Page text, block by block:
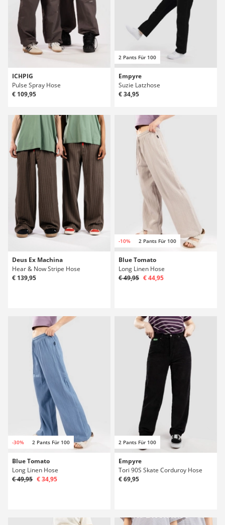
ICHPIG
Pulse Spray Hose
€ 109,95
2 Pants Für 100
Empyre
Suzie Latzhose
€ 34,95
Deus Ex Machina
Hear & Now Stripe Hose
€ 139,95
-10% 2 Pants Für 100
Blue Tomato
Long Linen Hose
€ 49,95 € 44,95
-30% 2 Pants Für 100
Blue Tomato
Long Linen Hose
€ 49,95 € 34,95
2 Pants Für 100
Empyre
Tori 90S Skate Corduroy Hose
€ 69,95